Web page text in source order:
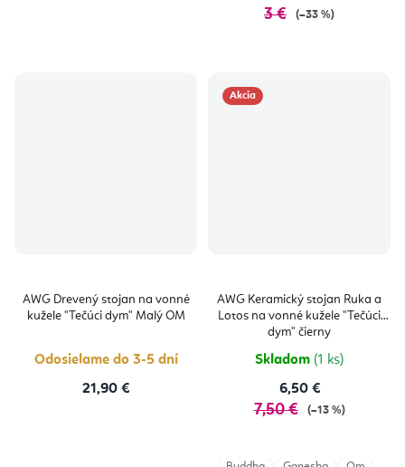
3 € (–33 %)
AWG Drevený stojan na vonné
kužele "Tečúci dym" Malý OM
Odosielame do 3-5 dní
21,90 €
Akcia
AWG Keramický stojan Ruka a
Lotos na vonné kužele "Tečúci
dym" čierny
Skladom (1 ks)
6,50 €
7,50 € (–13 %)